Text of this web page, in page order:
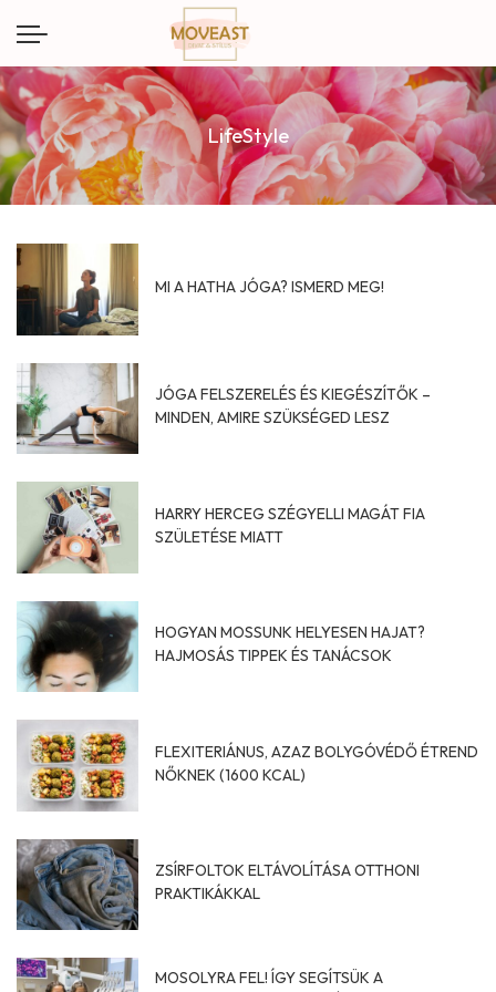
LifeStyle
MI A HATHA JÓGA? ISMERD MEG!
JÓGA FELSZERELÉS ÉS KIEGÉSZÍTŐK –
MINDEN, AMIRE SZÜKSÉGED LESZ
HARRY HERCEG SZÉGYELLI MAGÁT FIA
SZÜLETÉSE MIATT
HOGYAN MOSSUNK HELYESEN HAJAT?
HAJMOSÁS TIPPEK ÉS TANÁCSOK
FLEXITERIÁNUS, AZAZ BOLYGÓVÉDŐ ÉTREND
NŐKNEK (1600 KCAL)
ZSÍRFOLTOK ELTÁVOLÍTÁSA OTTHONI
PRAKTIKÁKKAL
MOSOLYRA FEL! ÍGY SEGÍTSÜK A